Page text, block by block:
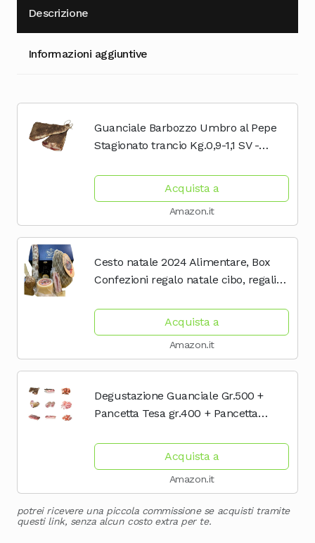
Descrizione
Informazioni aggiuntive
Guanciale Barbozzo Umbro al Pepe
Stagionato trancio Kg.0,9-1,1 SV -
Artigianale - Gluten Free - Il
Salumiere 1978
Acquista a
Amazon.it
Cesto natale 2024 Alimentare, Box
Confezioni regalo natale cibo, regali
gastronomici, Gourmet, Cesta natale
alimentare |...
Acquista a
Amazon.it
Degustazione Guanciale Gr.500 +
Pancetta Tesa gr.400 + Pancetta
Produzione Artigianale - Sapori
dell'Umbria - Il...
Acquista a
Amazon.it
potrei ricevere una piccola commissione se acquisti tramite
questi link, senza alcun costo extra per te.